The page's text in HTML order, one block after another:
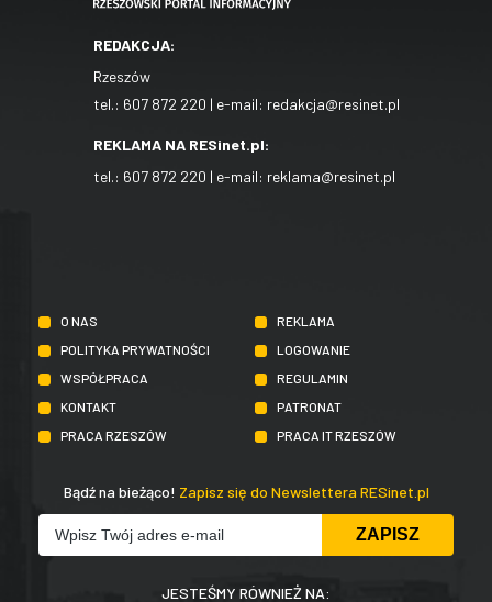
REDAKCJA:
Rzeszów
tel.: 607 872 220 | e-mail: redakcja@resinet.pl
REKLAMA NA RESinet.pl:
tel.: 607 872 220 | e-mail: reklama@resinet.pl
O NAS
REKLAMA
POLITYKA PRYWATNOŚCI
LOGOWANIE
WSPÓŁPRACA
REGULAMIN
KONTAKT
PATRONAT
PRACA RZESZÓW
PRACA IT RZESZÓW
Bądź na bieżąco! Zapisz się do Newslettera RESinet.pl
JESTEŚMY RÓWNIEŻ NA: